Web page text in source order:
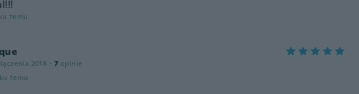
temu
2018 · 7 opinie
temu